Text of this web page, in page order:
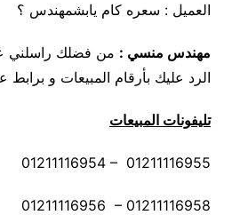
العميل : سعره كام يابشمهندس ؟
مهندس منسي : من فضلك راسلني
الرد عليك بأرقام المبيعات و برابط
تليفونات المبيعات
01211116954 – 01211116955
01211116956 – 01211116958